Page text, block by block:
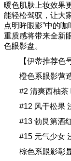
暖色肌肤上妆效果
能轻松驾驭，让大
点明眸眼影”中的
重质感将带来全新
色眼影盘。
【伊蒂推荐色号
橙色系眼影营造
#2 清爽西柚茶
#12 风干松果
#13 勃艮第酒红
#15 元气少女
棕色系眼影彰